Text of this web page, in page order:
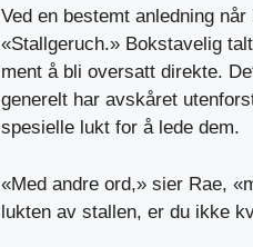
Ved en bestemt anledning
«Stallgeruch.» Bokstavelig
ment å bli oversatt direkte.
generelt har avskåret
spesielle lukt for å lede dem.
«Med andre ord,» sier Rae,
lukten av stallen, er du ikke